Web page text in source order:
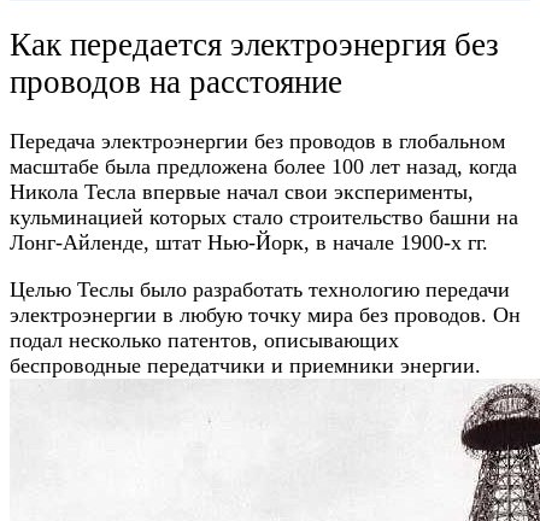
Как передается электроэнергия без
проводов на расстояние
Передача электроэнергии без проводов в глобальном
масштабе была предложена более 100 лет назад, когда
Никола Тесла впервые начал свои эксперименты,
кульминацией которых стало строительство башни на
Лонг-Айленде, штат Нью-Йорк, в начале 1900-х гг.
Целью Теслы было разработать технологию передачи
электроэнергии в любую точку мира без проводов. Он
подал несколько патентов, описывающих
беспроводные передатчики и приемники энергии.